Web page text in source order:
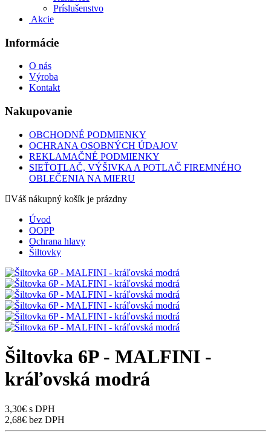
Príslušenstvo
Akcie
Informácie
O nás
Výroba
Kontakt
Nakupovanie
OBCHODNÉ PODMIENKY
OCHRANA OSOBNÝCH ÚDAJOV
REKLAMAČNÉ PODMIENKY
SIEŤOTLAČ, VÝŠIVKA A POTLAČ FIREMNÉHO
OBLEČENIA NA MIERU
Váš nákupný košík je prázdny
Úvod
OOPP
Ochrana hlavy
Šiltovky
Šiltovka 6P - MALFINI -
kráľovská modrá
3,30€ s DPH
2,68€ bez DPH